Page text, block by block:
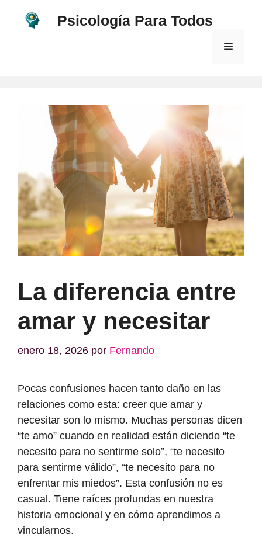
Psicología Para Todos
Menú
La diferencia entre
amar y necesitar
enero 18, 2026 por Fernando
Pocas confusiones hacen tanto daño en las
relaciones como esta: creer que amar y
necesitar son lo mismo. Muchas personas dicen
“te amo” cuando en realidad están diciendo “te
necesito para no sentirme solo”, “te necesito
para sentirme válido”, “te necesito para no
enfrentar mis miedos”. Esta confusión no es
casual. Tiene raíces profundas en nuestra
historia emocional y en cómo aprendimos a
vincularnos.